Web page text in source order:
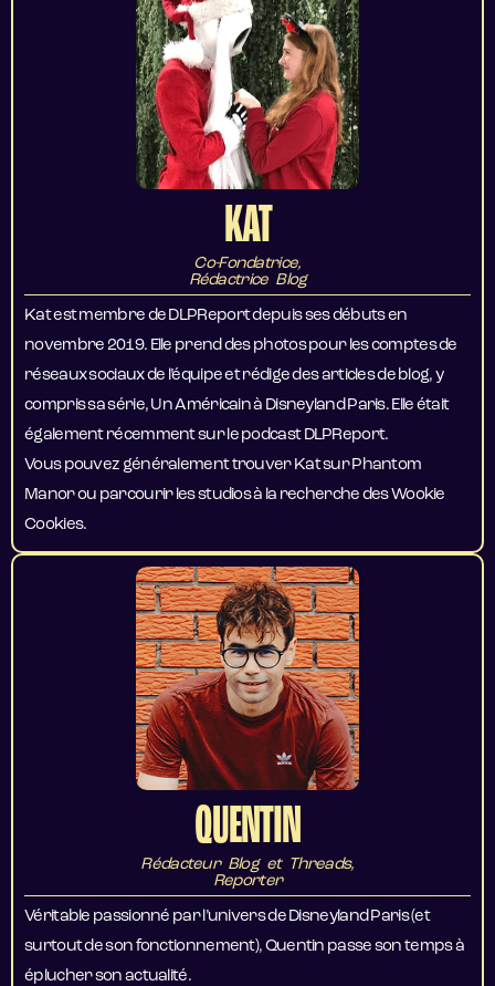
KAT
Co-Fondatrice,
Rédactrice Blog
Kat est membre de DLPReport depuis ses débuts en
novembre 2019. Elle prend des photos pour les comptes de
réseaux sociaux de l’équipe et rédige des articles de blog, y
compris sa série, Un Américain à Disneyland Paris. Elle était
également récemment sur le podcast DLPReport.
Vous pouvez généralement trouver Kat sur Phantom
Manor ou parcourir les studios à la recherche des Wookie
Cookies.
QUENTIN
Rédacteur Blog et Threads,
Reporter
Véritable passionné par l’univers de Disneyland Paris (et
surtout de son fonctionnement), Quentin passe son temps à
éplucher son actualité.